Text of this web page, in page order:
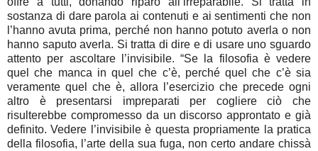
sostanza di dare parola ai contenuti e ai sentimenti che non
l’hanno avuta prima, perché non hanno potuto averla o non
hanno saputo averla. Si tratta di dire e di usare uno sguardo
attento per ascoltare l’invisibile. “Se la filosofia è vedere
quel che manca in quel che c’è, perché quel che c’è sia
veramente quel che è, allora l’esercizio che precede ogni
altro è presentarsi impreparati per cogliere ciò che
risulterebbe compromesso da un discorso approntato e già
definito. Vedere l’invisibile è questa propriamente la pratica
della filosofia, l’arte della sua fuga, non certo andare chissà